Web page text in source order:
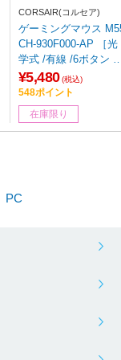
CORSAIR(コルセア)
ゲーミングマウス
CH-930F000-AP ［光
学式 /有線 /6ボタン /
SB］
¥5,480 (税込)
548ポイント
在庫限り
PC